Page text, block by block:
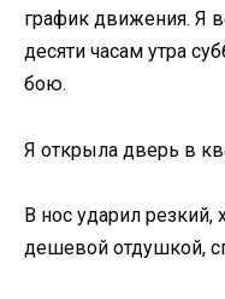
график движения. Я
десяти часам утра
бою.
Я открыла дверь в
В нос ударил резкий,
дешевой отдушкой,